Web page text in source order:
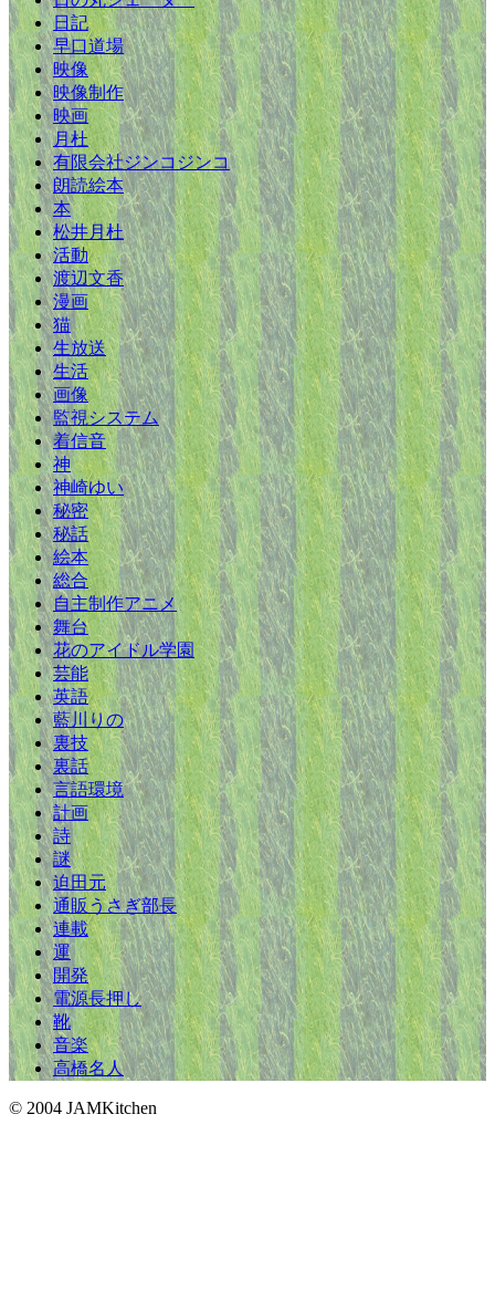
日記
早口道場
映像
映像制作
映画
月杜
有限会社ジンコジンコ
朗読絵本
本
松井月杜
活動
渡辺文香
漫画
猫
生放送
生活
画像
監視システム
着信音
神
神崎ゆい
秘密
秘話
絵本
総合
自主制作アニメ
舞台
花のアイドル学園
芸能
英語
藍川りの
裏技
裏話
言語環境
計画
詩
謎
迫田元
通販うさぎ部長
連載
運
開発
電源長押し
靴
音楽
高橋名人
© 2004 JAMKitchen